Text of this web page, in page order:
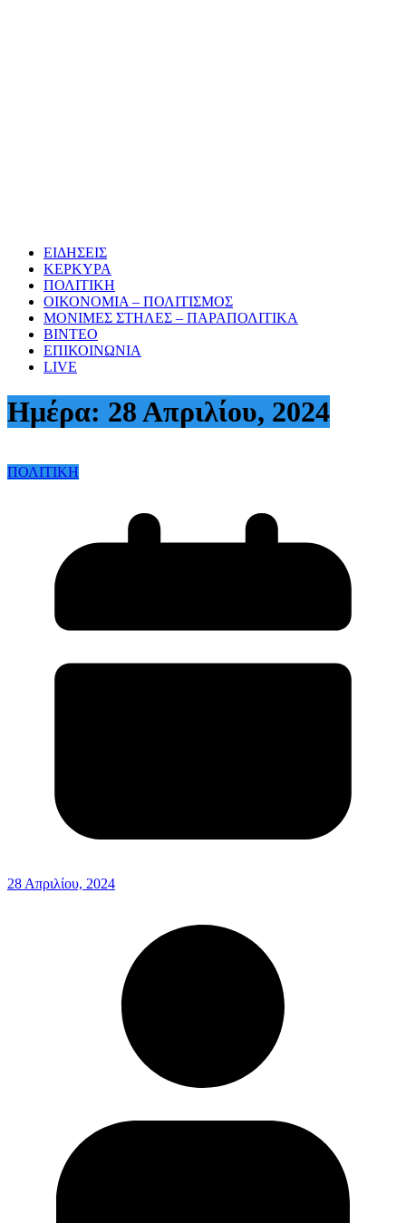
ΕΙΔΗΣΕΙΣ
ΚΕΡΚΥΡΑ
ΠΟΛΙΤΙΚΗ
ΟΙΚΟΝΟΜΙΑ – ΠΟΛΙΤΙΣΜΟΣ
ΜΟΝΙΜΕΣ ΣΤΗΛΕΣ – ΠΑΡΑΠΟΛΙΤΙΚΑ
ΒΙΝΤΕΟ
ΕΠΙΚΟΙΝΩΝΙΑ
LIVE
Ημέρα: 28 Απριλίου, 2024
ΠΟΛΙΤΙΚΗ
28 Απριλίου, 2024